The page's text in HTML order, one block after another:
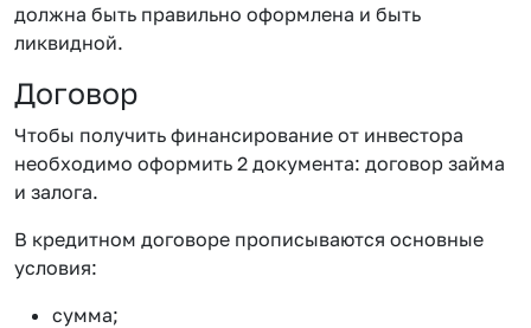
должна быть правильно оформлена и быть
ликвидной.
Договор
Чтобы получить финансирование от инвестора
необходимо оформить 2 документа: договор займа
и залога.
В кредитном договоре прописываются основные
условия:
сумма;